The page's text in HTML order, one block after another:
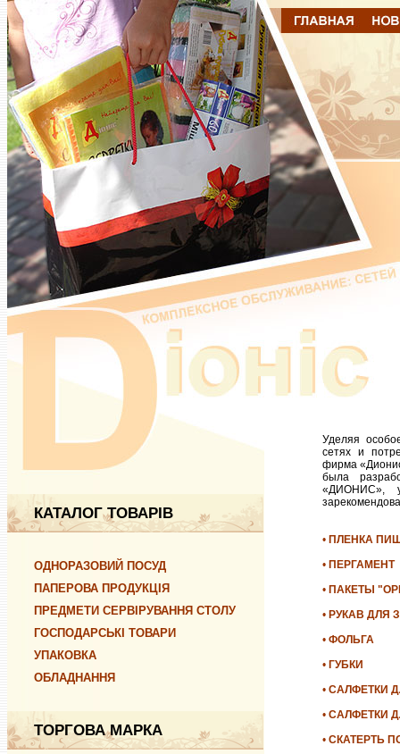
КАТАЛОГ ТОВАРІВ
ОДНОРАЗОВИЙ ПОСУД
ПАПЕРОВА ПРОДУКЦІЯ
ПРЕДМЕТИ СЕРВІРУВАННЯ СТОЛУ
ГОСПОДАРСЬКІ ТОВАРИ
УПАКОВКА
ОБЛАДНАННЯ
ТОРГОВА МАРКА
Уделяя
сетях и
фирма
была
«ДИОНИС»,
• ПЛЕНКА
• ПЕРГАМЕНТ
• ПАКЕТЫ
• РУКАВ ДЛЯ
• ФОЛЬГА
• ГУБКИ
• САЛФЕТКИ
• САЛФЕТКИ
• СКАТЕРТЬ